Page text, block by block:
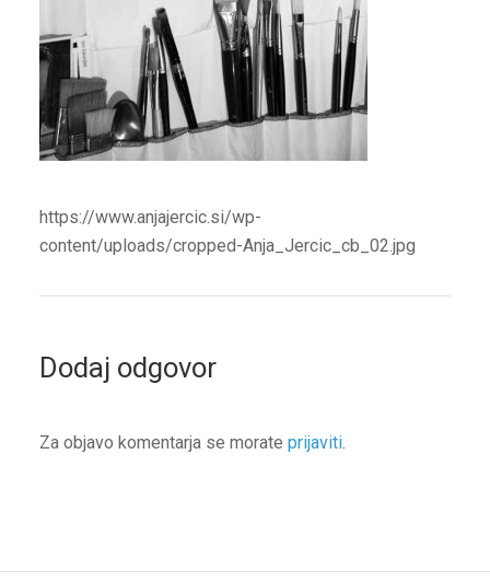
https://www.anjajercic.si/wp-
content/uploads/cropped-Anja_Jercic_cb_02.jpg
Dodaj odgovor
Za objavo komentarja se morate prijaviti.